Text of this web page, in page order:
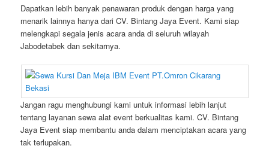
Dapatkan lebih banyak penawaran produk dengan harga yang
menarik lainnya hanya dari CV. Bintang Jaya Event. Kami siap
melengkapi segala jenis acara anda di seluruh wilayah
Jabodetabek dan sekitarnya.
Jangan ragu menghubungi kami untuk informasi lebih lanjut
tentang layanan sewa alat event berkualitas kami. CV. Bintang
Jaya Event siap membantu anda dalam menciptakan acara yang
tak terlupakan.